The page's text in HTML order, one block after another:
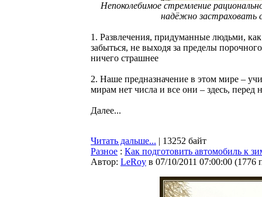
Непоколебимое стремление
надёжно застраховать
1. Развлечения, придуманные людьми,
забыться, не выходя за пределы
ничего страшнее
2. Наше предназначение в этом мире –
мирам нет числа и все они – здесь,
Далее...
Читать дальше... | 13252 байт
Разное : Как подготовить автомобиль к
Автор: LeRoy в 07/10/2011 07:00:00 (1776